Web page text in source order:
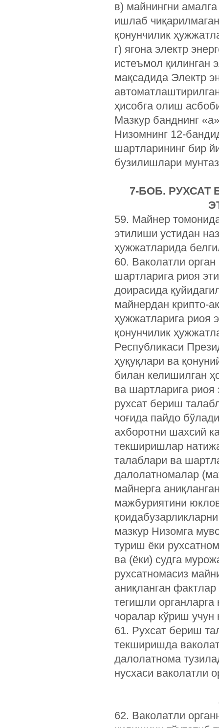
в) майнингни
ишлаб
қонунчилик
г) ягона электр
истеъмол қилинган
мақсадида Электр
ҳисобга олиш
Мазкур банднинг
Низомнинг 12-
шартларининг бир
бузилишлари
7-БОБ.
59. Майнер
этилиши устидан
ҳужжатларида
60. Ваколатли
шартларига риоя
доирасида
майнердан крипто-
ҳужжатларига риоя
қонунчилик
Республикаси
ҳуқуқлари ва
билан келишилган
ва шартларига
рухсат бериш
чоғида пайдо
ахборотни шахсий
текширишлар
талаблари ва
далолатномалар
майнерга
мажбуриятини
мазкур Низомга
туриш ёки
ва (ёки) судга
рухсатномасиз
аниқланган
тегишли
чоралар кўриш
61. Рухсат бериш
текширишда
далолатнома
нусхаси ваколатли
62. Ваколатли